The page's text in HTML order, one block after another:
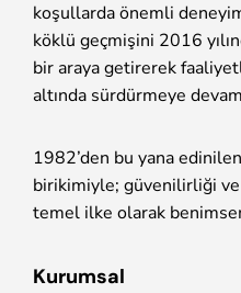
koşullarda önemli
köklü geçmişini 2016
bir araya getirerek
altında sürdürmeye
1982’den bu yana
birikimiyle; güvenilirliği
temel ilke olarak
Kurumsal